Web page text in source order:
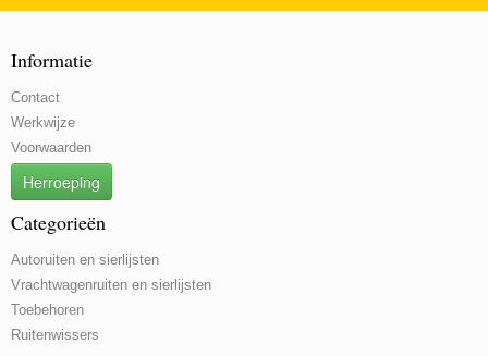
Informatie
Contact
Werkwijze
Voorwaarden
Herroeping
Categorieën
Autoruiten en sierlijsten
Vrachtwagenruiten en sierlijsten
Toebehoren
Ruitenwissers